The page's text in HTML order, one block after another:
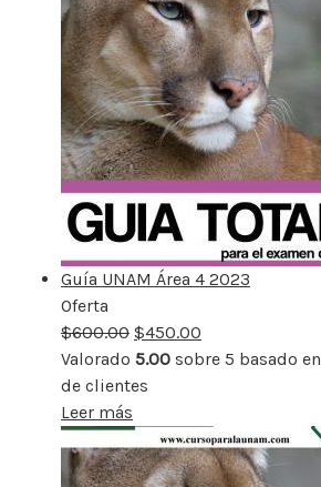
Guía UNAM Área 4 2023
Oferta
rebajado
$600.00 $450.00
Valorado 5.00 sobre 5 basado en
de clientes
Leer más